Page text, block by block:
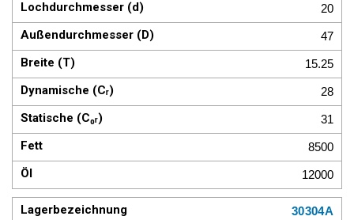
20
47
15.25
28
31
8500
12000
30304A